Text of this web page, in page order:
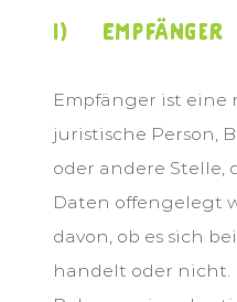
i) Empfänger
Empfänger ist eine
juristische Person,
oder andere Stelle,
Daten offengelegt
davon, ob es sich
handelt oder nicht.